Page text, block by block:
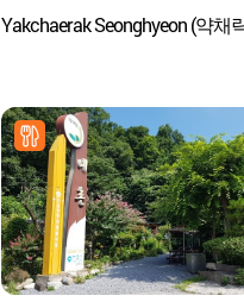
Yakchaerak Seonghyeon (약채